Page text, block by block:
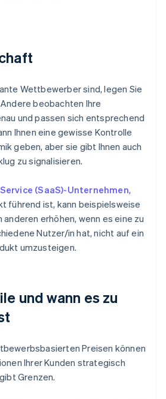
Wettbewerber sind, legen Sie
beobachten Ihre
und passen sich entsprechend
Ihnen eine gewisse Kontrolle
geben, aber sie gibt Ihnen auch
zu signalisieren.
(SaaS)-Unternehmen,
führend ist, kann beispielsweise
erhöhen, wenn es eine zu
Nutzer/in hat, nicht auf ein
umzusteigen.
und wann es zu
Preisen können
Ihrer Kunden strategisch
Grenzen.